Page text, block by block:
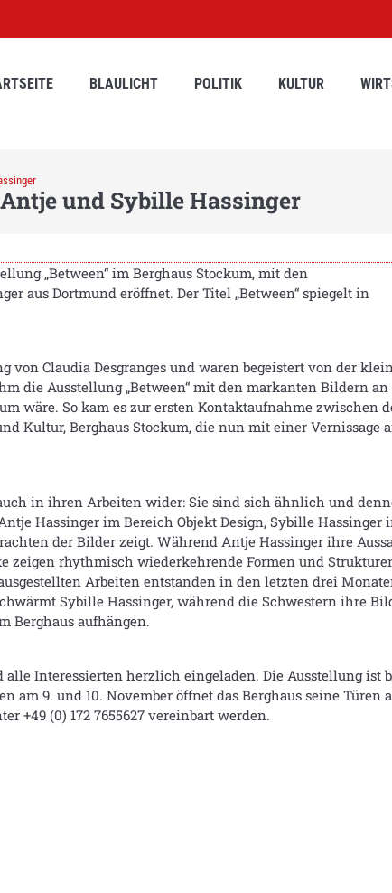
BLAULICHT POLITIK KULTUR
und Sybille Hassinger
„Between“ im Berghaus Stockum, mit den
aus Dortmund eröffnet. Der Titel „Between“ spiegelt in
von Claudia Desgranges und waren begeistert von der
die Ausstellung „Between“ mit den markanten Bildern
wäre. So kam es zur ersten Kontaktaufnahme zwischen
Kultur, Berghaus Stockum, die nun mit einer Vernissage
in ihren Arbeiten wider: Sie sind sich ähnlich und
Hassinger im Bereich Objekt Design, Sybille
der Bilder zeigt. Während Antje Hassinger ihre
zeigen rhythmisch wiederkehrende Formen und
Arbeiten entstanden in den letzten drei
Sybille Hassinger, während die Schwestern ihre
Berghaus aufhängen.
alle Interessierten herzlich eingeladen. Die Ausstellung ist
am 9. und 10. November öffnet das Berghaus seine Türen
+49 (0) 172 7655627 vereinbart werden.